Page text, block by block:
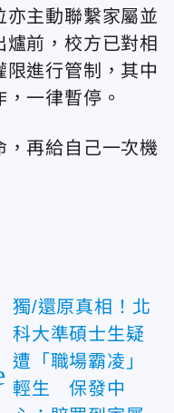
亦主動聯繫家屬並
爐前，校方已對相
限進行管制，其中
一律暫停。
，再給自己一次機
獨/還原真相！北
科大準碩士生疑
遭「職場霸凌」
輕生 保發中